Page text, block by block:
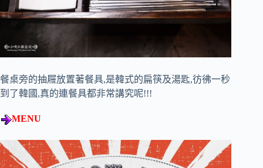
餐桌旁的抽屜放置著餐具,是韓式的扁筷及湯匙,彷彿一秒
到了韓國,真的連餐具都非常講究呢!!!
MENU